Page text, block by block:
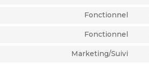
Fonctionnel
Fonctionnel
Marketing/Suivi